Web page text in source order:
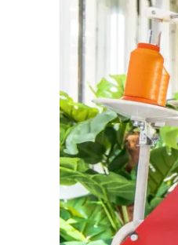
Vacatures
Vertalen